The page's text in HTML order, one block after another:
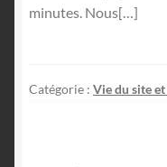
minutes. Nous[…]
Catégorie : Vie du site